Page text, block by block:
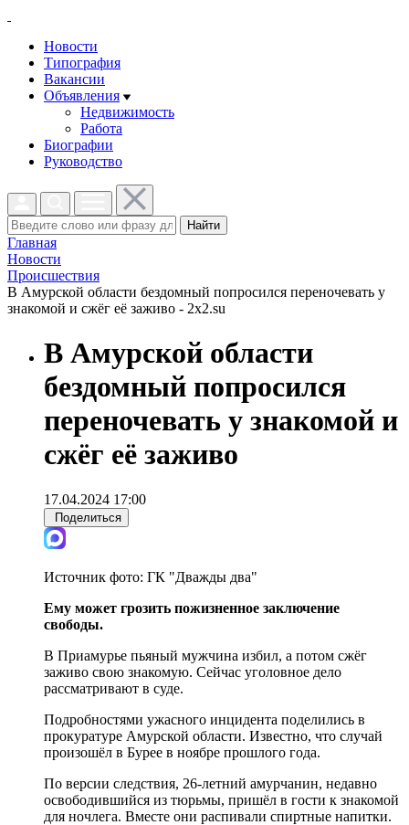
Новости
Типография
Вакансии
Объявления
Недвижимость
Работа
Биографии
Руководство
Найти
Главная
Новости
Проиcшествия
В Амурской области бездомный попросился переночевать у
знакомой и сжёг её заживо - 2x2.su
В Амурской области
бездомный попросился
переночевать у знакомой и
сжёг её заживо
17.04.2024 17:00
Поделиться
Источник фото: ГК "Дважды два"
Ему может грозить пожизненное заключение
свободы.
В Приамурье пьяный мужчина избил, а потом сжёг
заживо свою знакомую. Сейчас уголовное дело
рассматривают в суде.
Подробностями ужасного инцидента поделились в
прокуратуре Амурской области. Известно, что случай
произошёл в Бурее в ноябре прошлого года.
По версии следствия, 26-летний амурчанин, недавно
освободившийся из тюрьмы, пришёл в гости к знакомой
для ночлега. Вместе они распивали спиртные напитки.